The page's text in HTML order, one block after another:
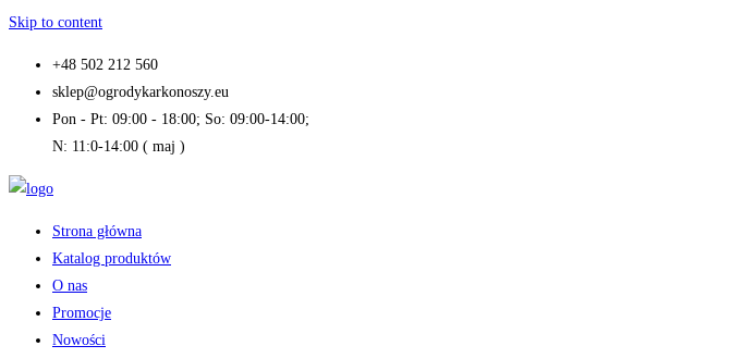
Skip to content
+48 502 212 560
sklep@ogrodykarkonoszy.eu
Pon - Pt: 09:00 - 18:00; So: 09:00-14:00;
N: 11:0-14:00 ( maj )
Strona główna
Katalog produktów
O nas
Promocje
Nowości